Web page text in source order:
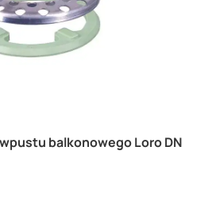
balkonowego Loro DN